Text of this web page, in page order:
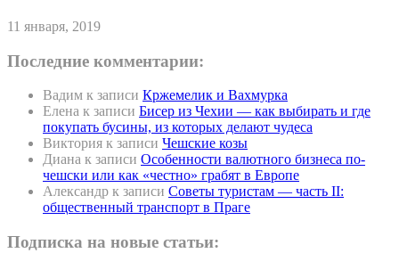
11 января, 2019
Последние комментарии:
Вадим к записи Кржемелик и Вахмурка
Елена к записи Бисер из Чехии — как выбирать и где
покупать бусины, из которых делают чудеса
Виктория к записи Чешские козы
Диана к записи Особенности валютного бизнеса по-
чешски или как «честно» грабят в Европе
Александр к записи Советы туристам — часть II:
общественный транспорт в Праге
Подписка на новые статьи: